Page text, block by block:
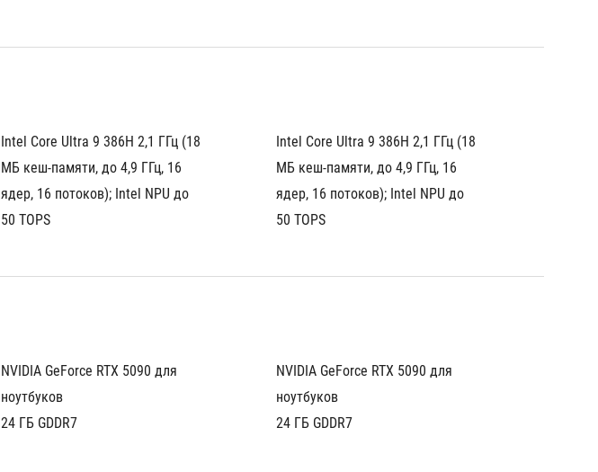
Intel Core Ultra 9 386H 2,1 ГГц (18
МБ кеш-памяти, до 4,9 ГГц, 16
ядер, 16 потоков); Intel NPU до
50 TOPS
Intel Core Ultra 9 386H 2,1 ГГц (18
МБ кеш-памяти, до 4,9 ГГц, 16
ядер, 16 потоков); Intel NPU до
50 TOPS
NVIDIA GeForce RTX 5090 для
ноутбуков
24 ГБ GDDR7
NVIDIA GeForce RTX 5090 для
ноутбуков
24 ГБ GDDR7